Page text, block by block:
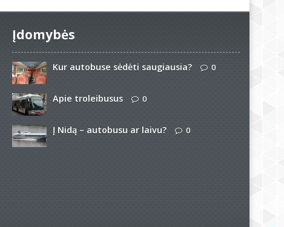
Įdomybės
Kur autobuse sėdėti saugiausia? 0
Apie troleibusus 0
Į Nidą – autobusu ar laivu? 0